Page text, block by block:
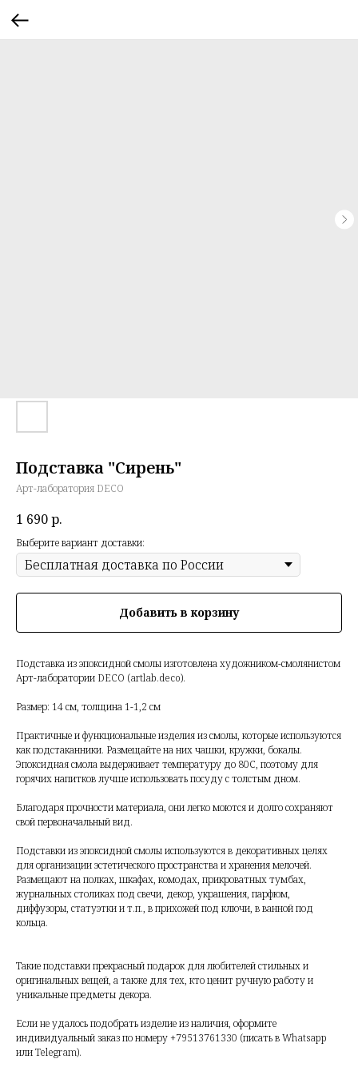
Подставка "Сирень"
Арт-лаборатория DECO
1 690р.
Выберите вариант доставки:
Добавить в корзину
Подставка из эпоксидной смолы изготовлена художником-смолянистом
Арт-лаборатории DECO (artlab.deco).
Размер: 14 см, толщина 1-1,2 см
Практичные и функциональные изделия из смолы, которые используются
как подстаканники. Размещайте на них чашки, кружки, бокалы.
Эпоксидная смола выдерживает температуру до 80С, поэтому для
горячих напитков лучше использовать посуду с толстым дном.
Благодаря прочности материала, они легко моются и долго сохраняют
свой первоначальный вид.
Подставки из эпоксидной смолы используются в декоративных целях
для организации эстетического пространства и хранения мелочей.
Размещают на полках, шкафах, комодах, прикроватных тумбах,
журнальных столиках под свечи, декор, украшения, парфюм,
диффузоры, статуэтки и т.п., в прихожей под ключи, в ванной под
кольца.
Такие подставки прекрасный подарок для любителей стильных и
оригинальных вещей, а также для тех, кто ценит ручную работу и
уникальные предметы декора.
Если не удалось подобрать изделие из наличия, оформите
индивидуальный заказ по номеру +79513761330 (писать в Whatsapp
или Telegram).